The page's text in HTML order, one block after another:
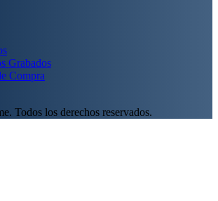
Grabados
Compra
Todos los derechos reservados.